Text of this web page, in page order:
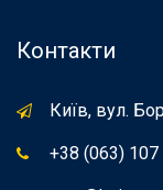
Контакти
Київ, вул.
+38 (063)